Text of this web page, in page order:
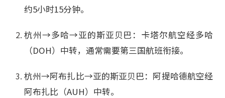
约5小时15分钟。
杭州→多哈→亚的斯亚贝巴：卡塔尔航空经多哈
（DOH）中转，通常需要第三国航班衔接。
杭州→阿布扎比→亚的斯亚贝巴：阿提哈德航空经
阿布扎比（AUH）中转。